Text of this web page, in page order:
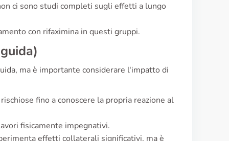
ci sono studi completi sugli effetti a lungo
con rifaximina in questi gruppi.
ma è importante considerare l'impatto di
fino a conoscere la propria reazione al
fisicamente impegnativi.
effetti collaterali significativi, ma è